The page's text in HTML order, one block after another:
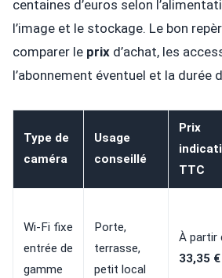
centaines d’euros selon
l’image et le stockage. Le bon
comparer le prix d’achat, les
l’abonnement éventuel et la durée
Type de
caméra
Usage
conseillé
Prix
TTC
Wi-Fi fixe
entrée de
gamme
Porte,
terrasse,
petit local
À partir
33,35 €